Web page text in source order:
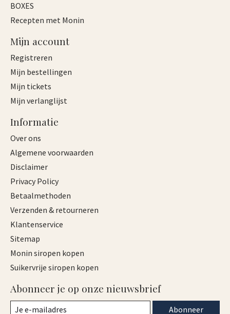
BOXES
Recepten met Monin
Mijn account
Registreren
Mijn bestellingen
Mijn tickets
Mijn verlanglijst
Informatie
Over ons
Algemene voorwaarden
Disclaimer
Privacy Policy
Betaalmethoden
Verzenden & retourneren
Klantenservice
Sitemap
Monin siropen kopen
Suikervrije siropen kopen
Abonneer je op onze nieuwsbrief
Abonneer